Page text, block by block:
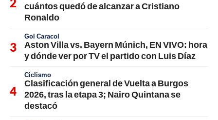
cuántos quedó de alcanzar a Cristiano
Ronaldo
Gol Caracol
Aston Villa vs. Bayern Múnich, EN VIVO: hora
y dónde ver por TV el partido con Luis Díaz
Ciclismo
Clasificación general de Vuelta a Burgos
2026, tras la etapa 3; Nairo Quintana se
destacó